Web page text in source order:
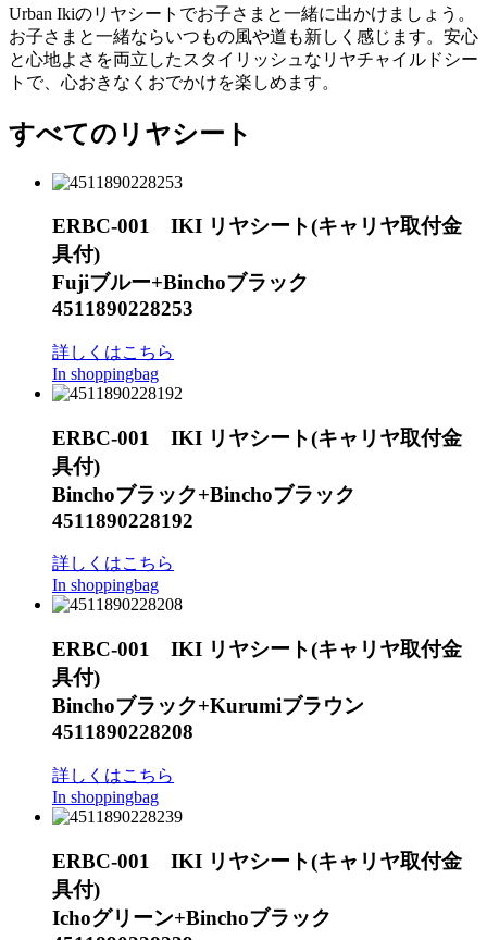
Urban Ikiのリヤシートでお子さまと一緒に出かけましょう。
お子さまと一緒ならいつもの風や道も新しく感じます。安心
と心地よさを両立したスタイリッシュなリヤチャイルドシー
トで、心おきなくおでかけを楽しめます。
すべてのリヤシート
ERBC-001 IKI リヤシート(キャリヤ取付金
具付)
Fujiブルー+Binchoブラック
4511890228253
詳しくはこちら
In shoppingbag
ERBC-001 IKI リヤシート(キャリヤ取付金
具付)
Binchoブラック+Binchoブラック
4511890228192
詳しくはこちら
In shoppingbag
ERBC-001 IKI リヤシート(キャリヤ取付金
具付)
Binchoブラック+Kurumiブラウン
4511890228208
詳しくはこちら
In shoppingbag
ERBC-001 IKI リヤシート(キャリヤ取付金
具付)
Ichoグリーン+Binchoブラック